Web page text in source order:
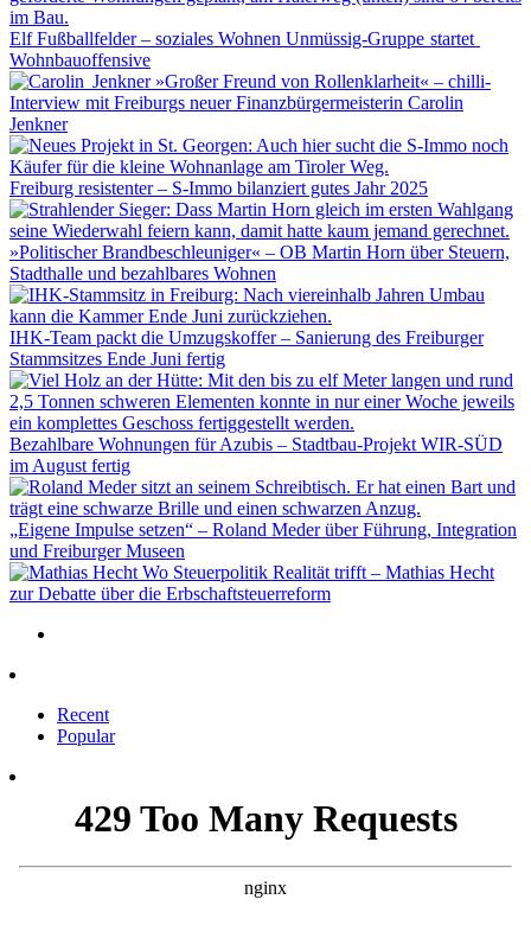
Elf Fußballfelder – soziales Wohnen Unmüssig-Gruppe startet
Wohnbauoffensive
»Großer Freund von Rollenklarheit« – chilli-
Interview mit Freiburgs neuer Finanzbürgermeisterin Carolin
Jenkner
Freiburg resistenter – S-Immo bilanziert gutes Jahr 2025
»Politischer Brandbeschleuniger« – OB Martin Horn über Steuern,
Stadthalle und bezahlbares Wohnen
IHK-Team packt die Umzugskoffer – Sanierung des Freiburger
Stammsitzes Ende Juni fertig
Bezahlbare Wohnungen für Azubis – Stadtbau-Projekt WIR-SÜD
im August fertig
„Eigene Impulse setzen“ – Roland Meder über Führung, Integration
und Freiburger Museen
Wo Steuerpolitik Realität trifft – Mathias Hecht
zur Debatte über die Erbschaftsteuerreform
Recent
Popular